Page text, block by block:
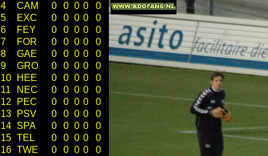
4
CAM 0 0 0 0
0
5
EXC 0 0 0 0
0
6
FEY 0 0 0 0
0
7
FOR 0 0 0 0
0
8
GAE 0 0 0 0
0
9
GRO 0 0 0 0
0
10
HEE 0 0 0 0
0
11
NEC 0 0 0 0
0
12
PEC 0 0 0 0
0
13
PSV 0 0 0 0
0
14 SPA 0 0 0 0
0
15 TEL 0 0 0 0
0
16 TWE 0 0 0 0
0